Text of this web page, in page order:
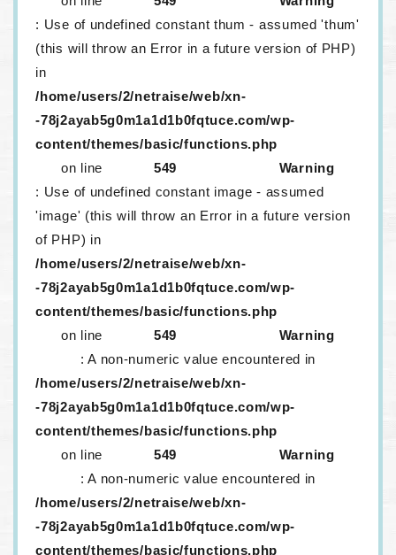
: Use of undefined constant thum - assumed 'thum'
(this will throw an Error in a future version of PHP)
in
/home/users/2/netraise/web/xn-
-78j2ayab5g0m1a1d1b0fqtuce.com/wp-
content/themes/basic/functions.php
on line
549
Warning
: Use of undefined constant image - assumed
'image' (this will throw an Error in a future version
of PHP) in
/home/users/2/netraise/web/xn-
-78j2ayab5g0m1a1d1b0fqtuce.com/wp-
content/themes/basic/functions.php
on line
549
Warning
: A non-numeric value encountered in
/home/users/2/netraise/web/xn-
-78j2ayab5g0m1a1d1b0fqtuce.com/wp-
content/themes/basic/functions.php
on line
549
Warning
: A non-numeric value encountered in
/home/users/2/netraise/web/xn-
-78j2ayab5g0m1a1d1b0fqtuce.com/wp-
content/themes/basic/functions.php